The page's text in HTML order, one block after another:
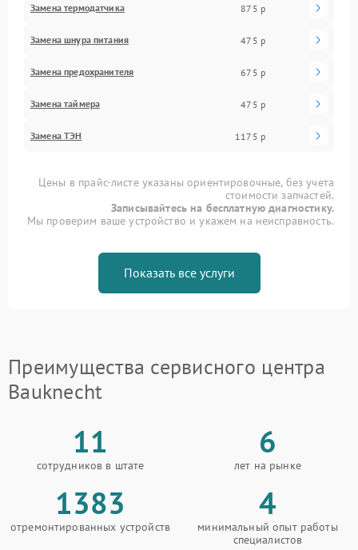
Замена термодатчика 875 р
Замена шнура питания 475 р
Замена предохранителя 675 р
Замена таймера 475 р
Замена ТЭН 1175 р
Цены в прайс-листе указаны ориентировочные, без учета
стоимости запчастей.
Записывайтесь на бесплатную диагностику.
Мы проверим ваше устройство и укажем на неисправность.
Показать все услуги
Преимущества сервисного центра
Bauknecht
11
сотрудников в штате
6
лет на рынке
1383
отремонтированных устройств
4
минимальный опыт работы
специалистов